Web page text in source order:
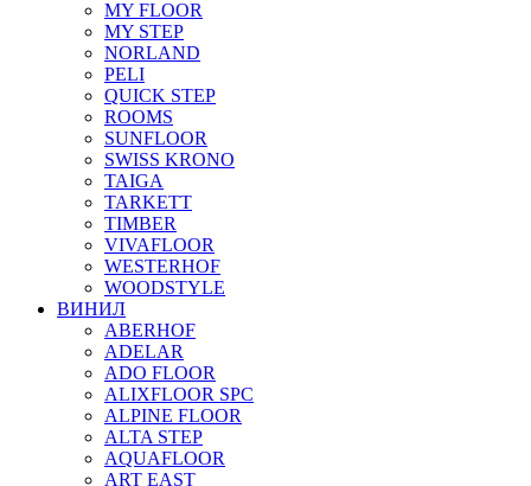
MY FLOOR
MY STEP
NORLAND
PELI
QUICK STEP
ROOMS
SUNFLOOR
SWISS KRONO
TAIGA
TARKETT
TIMBER
VIVAFLOOR
WESTERHOF
WOODSTYLE
ВИНИЛ
ABERHOF
ADELAR
ADO FLOOR
ALIXFLOOR SPC
ALPINE FLOOR
ALTA STEP
AQUAFLOOR
ART EAST